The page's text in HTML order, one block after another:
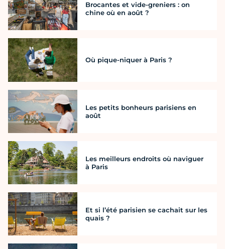
Brocantes et vide-greniers : on
chine où en août ?
Où pique-niquer à Paris ?
Les petits bonheurs parisiens en
août
Les meilleurs endroits où naviguer
à Paris
Et si l’été parisien se cachait sur les
quais ?